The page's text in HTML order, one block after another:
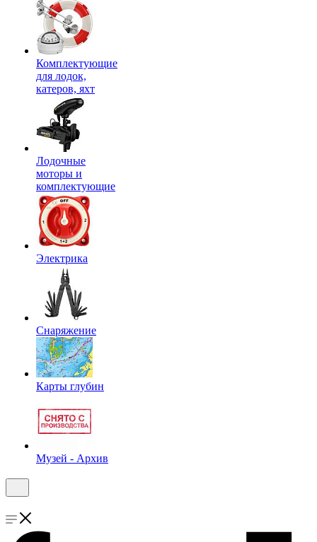
Комплектующие
для лодок,
катеров, яхт
Лодочные
моторы и
комплектующие
Электрика
Снаряжение
Карты глубин
Музей - Архив